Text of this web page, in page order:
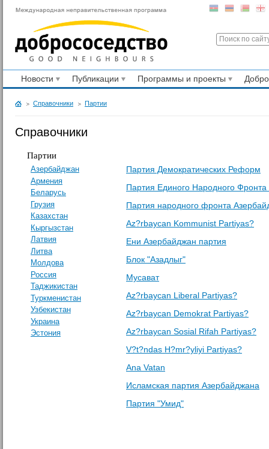
Новости Публикации Программы и проекты
Справочники Партии
Справочники
Партии
Азербайджан
Армения
Беларусь
Грузия
Казахстан
Кыргызстан
Латвия
Литва
Молдова
Россия
Таджикистан
Туркменистан
Узбекистан
Украина
Эстония
Партия Демократических Реформ
Партия Единого Народного
Партия народного фронта
Az?rbaycan Kommunist Partiyas?
Ени Азербайджан партия
Блок "Азадлыг"
Мусават
Az?rbaycan Liberal Partiyas?
Az?rbaycan Demokrat Partiyas?
Az?rbaycan Sosial Rifah Partiyas?
V?t?ndas H?mr?yliyi Partiyas?
Ana Vatan
Исламская партия Азербайджана
Партия "Умид"